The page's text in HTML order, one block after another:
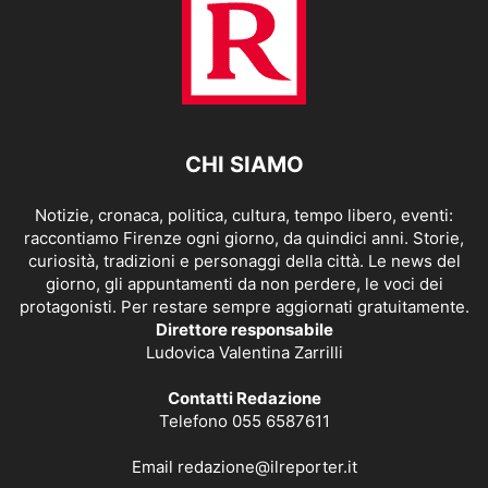
CHI SIAMO
Notizie, cronaca, politica, cultura, tempo libero, eventi:
raccontiamo Firenze ogni giorno, da quindici anni. Storie,
curiosità, tradizioni e personaggi della città. Le news del
giorno, gli appuntamenti da non perdere, le voci dei
protagonisti. Per restare sempre aggiornati gratuitamente.
Direttore responsabile
Ludovica Valentina Zarrilli
Contatti Redazione
Telefono 055 6587611
Email redazione@ilreporter.it